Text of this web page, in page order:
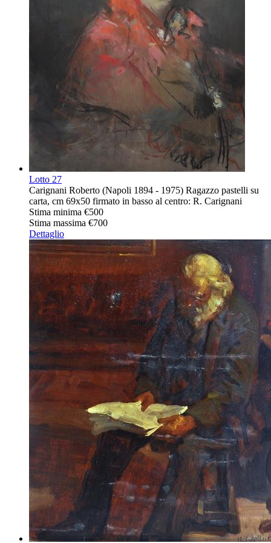
Lotto 27
Carignani Roberto (Napoli 1894 - 1975) Ragazzo pastelli su
carta, cm 69x50 firmato in basso al centro: R. Carignani
Stima minima €500
Stima massima €700
Dettaglio